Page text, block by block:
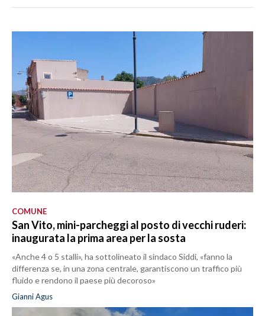
COMUNE
San Vito, mini-parcheggi al posto di vecchi ruderi:
inaugurata la prima area per la sosta
«Anche 4 o 5 stalli», ha sottolineato il sindaco Siddi, «fanno la
differenza se, in una zona centrale, garantiscono un traffico più
fluido e rendono il paese più decoroso»
Gianni Agus